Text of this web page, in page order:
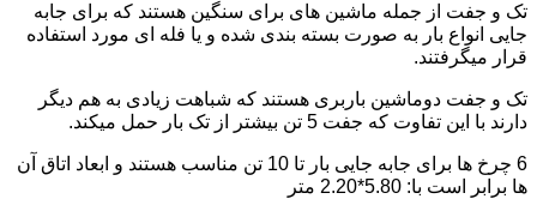
تک و جفت از جمله ماشین های برای سنگین هستند که برای جابه
جایی انواع بار به صورت بسته بندی شده و یا فله ای مورد استفاده
قرار میگرفتند.
تک و جفت دوماشین باربری هستند که شباهت زیادی به هم دیگر
دارند با این تفاوت که جفت 5 تن بیشتر از تک بار حمل میکند.
6 چرخ ها برای جابه جایی بار تا 10 تن مناسب هستند و ابعاد اتاق آن
ها برابر است با: 5.80*2.20 متر